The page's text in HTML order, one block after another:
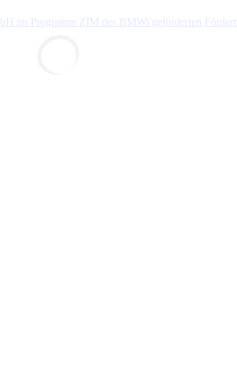
im Programm ZIM des BMWi geförderten